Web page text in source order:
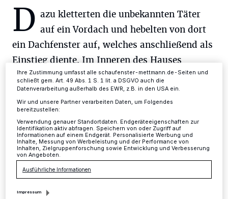
D azu kletterten die unbekannten Täter
auf ein Vordach und hebelten von dort
ein Dachfenster auf, welches anschließend als
Einstieg diente. Im Inneren des Hauses
durchsuchten er oder sie sämtliche Räume.
Angaben zu entwendeten Gegenständen und
Werten liegen noch nicht vor. Sachdienliche
Hinweise nimmt die Polizei in Mettmann,
Telefon 982-6310, jederzeit entgegen.
--- Hinweise und Tipps der Polizei ---
Aus gegebenem Anlass gibt die
Zwecke. Wenn Tracker deaktiviert sind, sind manche Inhalte und
Anzeigen möglicherweise nicht mehr so relevant für Sie. Sie können
dieses Menü jederzeit wieder aufrufen, um Ihre Einstellungen zu
ändern oder Ihre Einwilligung zu widerrufen, indem Sie auf den Link
Einstellungen oder Ablehnen am unteren Rand der Webseite klicken.
Ihre Einstellungen gelten innerhalb unseres Website. Weitere
Informationen finden Sie in unserer Datenschutzerklärung.
Ihre Zustimmung umfasst alle schaufenster-mettmann.de-Seiten und
schließt gem. Art. 49 Abs. 1 S. 1 lit. a DSGVO auch die
Datenverarbeitung außerhalb des EWR, z.B. in den USA ein.
Wir und unsere Partner verarbeiten Daten, um Folgendes
bereitzustellen:
Verwendung genauer Standortdaten. Endgeräteeigenschaften zur
Identifikation aktiv abfragen. Speichern von oder Zugriff auf
Informationen auf einem Endgerät. Personalisierte Werbung und
Inhalte, Messung von Werbeleistung und der Performance von
Inhalten, Zielgruppenforschung sowie Entwicklung und Verbesserung
von Angeboten.
Ausführliche Informationen
Impressum